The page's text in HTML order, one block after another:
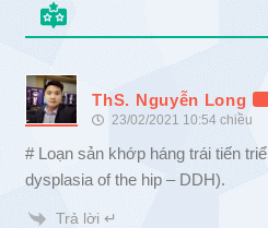
ThS. Nguyễn Long
23/02/2021 10:54 chiều
# Loạn sản khớp háng trái tiến
dysplasia of the hip – DDH).
Trả lời ↵